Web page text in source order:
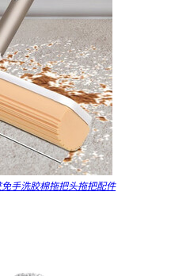
手洗胶棉拖把头拖把配件